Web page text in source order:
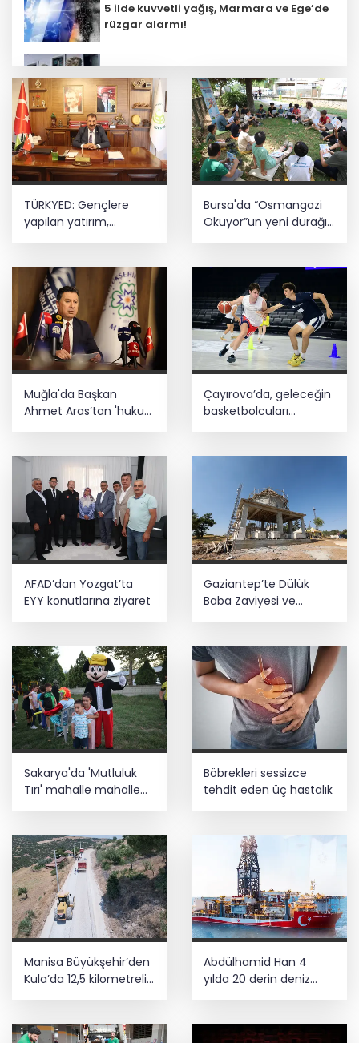
5 ilde kuvvetli yağış, Marmara ve Ege’de
rüzgar alarmı!
Detaylar belli oldu
Üniversitelerde yeni dönem! Akademik
sahtekârlığa hapis, öğrencilere dönüş
yolu
Tercih döneminde kararsız kalan
gençlere bilimsel yol haritası... Halen
kararsızsanız bu testi çözün!
atama
TÜRKYED: Gençlere
yapılan yatırım,
Bursa'da “Osmangazi
Okuyor”un yeni durağı
Muğla'da Başkan
Ahmet Aras’tan 'hukuk
müşavirliği' açıklaması
Çayırova’da, geleceğin
basketbolcuları
seçmelerde ter döktü
AFAD’dan Yozgat’ta
EYY konutlarına ziyaret
Gaziantep’te Dülük
Baba Zaviyesi ve
Sakarya'da 'Mutluluk
Tırı' mahalle mahalle
Böbrekleri sessizce
tehdit eden üç hastalık
Manisa Büyükşehir’den
Kula’da 12,5 kilometrelik
yol hamlesi
Abdülhamid Han 4
yılda 20 derin deniz
kuyusu tamamladı